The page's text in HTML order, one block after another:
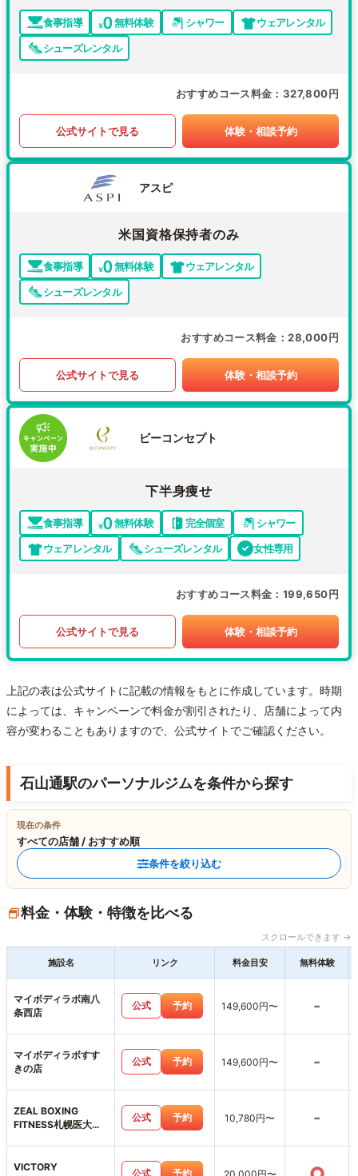
食事指導 無料体験 シャワー
ウェアレンタル
シューズレンタル
おすすめコース料金 327,800円
公式サイトで見る 体験・相談予約
アスピ
米国資格保持者のみ
食事指導 無料体験
ウェアレンタル
シューズレンタル
おすすめコース料金 28,000円
公式サイトで見る 体験・相談予約
ビーコンセプト
下半身痩せ
食事指導 無料体験 完全個室
シャワー
ウェアレンタル
シューズレンタル 女性専用
おすすめコース料金 199,650円
公式サイトで見る 体験・相談予約
上記の表は公式サイトに記載の情報をもとに作成しています。時期
によっては、キャンペーンで料金が割引されたり、店舗によって内
容が変わることもありますので、公式サイトでご確認ください。
石山通駅のパーソナルジムを条件から探す
現在の条件
すべての店舗 / おすすめ順
条件を絞り込む
料金・体験・特徴を比べる
スクロールできます →
施設名 リンク 料金目安 無料体験
マイボディラボ南八
条西店
公式 予約 149,600円〜 -
マイボディラボすす
きの店
公式 予約 149,600円〜 -
ZEAL BOXING
FITNESS札幌医大前
公式 予約 10,780円〜 -
VICTORY
公式 予約